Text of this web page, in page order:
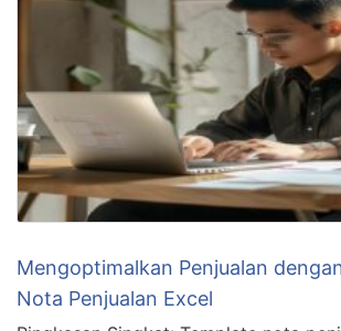
Mengoptimalkan Penjualan
Nota Penjualan Excel